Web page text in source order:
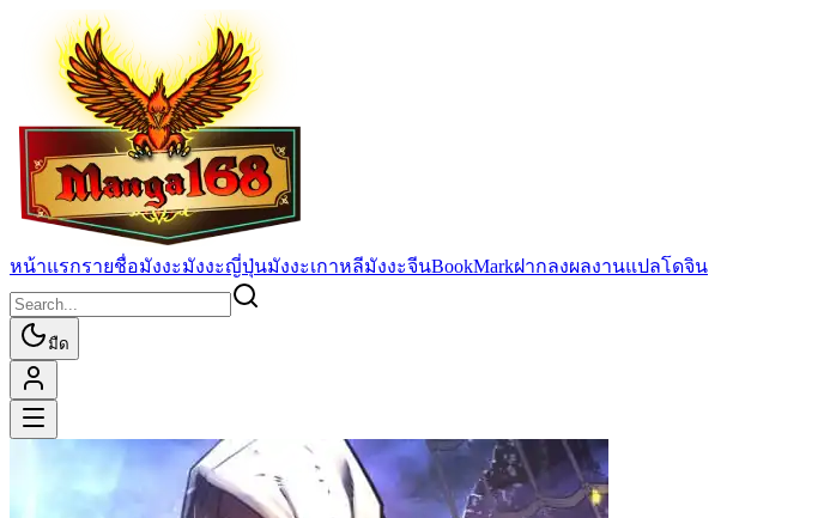
หน้าแรกรายชื่อมังงะมังงะญี่ปุ่นมังงะเกาหลีมังงะจีนBookMarkฝากลงผลงานแปลโดจิน
มืด